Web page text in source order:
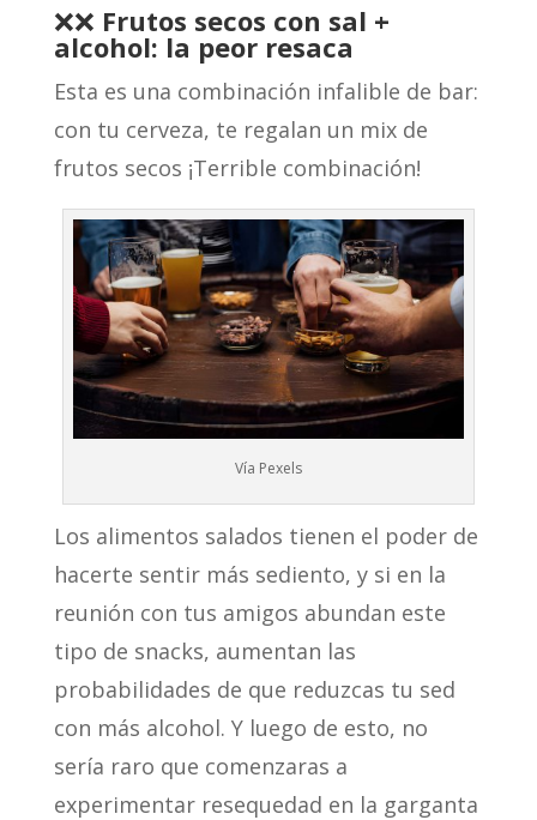
❌❌ Frutos secos con sal +
alcohol: la peor resaca
Esta es una combinación infalible de bar:
con tu cerveza, te regalan un mix de
frutos secos ¡Terrible combinación!
Vía Pexels
Los alimentos salados tienen el poder de
hacerte sentir más sediento, y si en la
reunión con tus amigos abundan este
tipo de snacks, aumentan las
probabilidades de que reduzcas tu sed
con más alcohol. Y luego de esto, no
sería raro que comenzaras a
experimentar resequedad en la garganta